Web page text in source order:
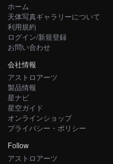
ホーム
天体写真ギャラリーについて
利用規約
ログイン/新規登録
お問い合わせ
会社情報
アストロアーツ
製品情報
星ナビ
星空ガイド
オンラインショップ
プライバシー・ポリシー
Follow
アストロアーツ